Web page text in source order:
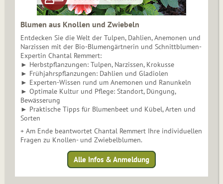
Blumen aus Knollen und Zwiebeln
Entdecken Sie die Welt der Tulpen, Dahlien, Anemonen und
Narzissen mit der Bio-Blumengärtnerin und Schnittblumen-
Expertin Chantal Remmert:
► Herbstpflanzungen: Tulpen, Narzissen, Krokusse
► Frühjahrspflanzungen: Dahlien und Gladiolen
► Experten-Wissen rund um Anemonen und Ranunkeln
► Optimale Kultur und Pflege: Standort, Düngung,
Bewässerung
► Praktische Tipps für Blumenbeet und Kübel, Arten und
Sorten
+ Am Ende beantwortet Chantal Remmert Ihre individuellen
Fragen zu Knollen- und Zwiebelblumen.
Alle Infos & Anmeldung